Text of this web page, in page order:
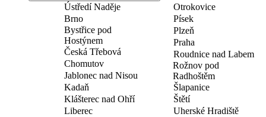
Ústředí Naděje
Brno
Bystřice pod
Hostýnem
Česká Třebová
Chomutov
Jablonec nad Nisou
Kadaň
Klášterec nad Ohří
Liberec
Otrokovice
Písek
Plzeň
Praha
Roudnice nad Labem
Rožnov pod
Radhoštěm
Šlapanice
Štětí
Uherské Hradiště